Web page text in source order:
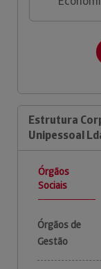
Estrutura
Unipessoal
Órgãos
Sociais
Órgãos de
Gestão